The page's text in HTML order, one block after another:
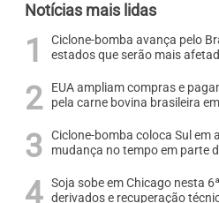
Notícias mais lidas
Ciclone-bomba avança pelo
estados que serão mais
EUA ampliam compras e
pela carne bovina brasileira
Ciclone-bomba coloca Sul em
mudança no tempo em parte
Soja sobe em Chicago nesta
derivados e recuperação